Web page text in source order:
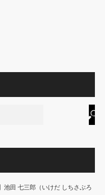
池田 七三郎（いけだ しちさぶろ